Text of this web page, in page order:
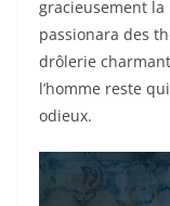
gracieusement la
passionara des
drôlerie
l’homme reste
odieux.